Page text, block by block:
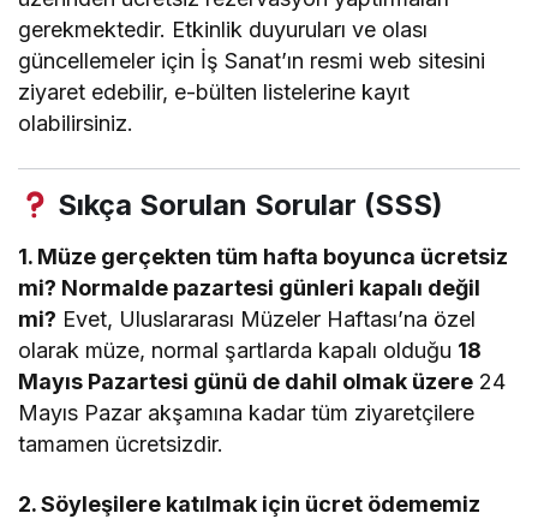
gerekmektedir. Etkinlik duyuruları ve olası
güncellemeler için İş Sanat’ın resmi web sitesini
ziyaret edebilir, e-bülten listelerine kayıt
olabilirsiniz.
Sıkça Sorulan Sorular (SSS)
1. Müze gerçekten tüm hafta boyunca ücretsiz
mi? Normalde pazartesi günleri kapalı değil
mi? Evet, Uluslararası Müzeler Haftası’na özel
olarak müze, normal şartlarda kapalı olduğu 18
Mayıs Pazartesi günü de dahil olmak üzere 24
Mayıs Pazar akşamına kadar tüm ziyaretçilere
tamamen ücretsizdir.
2. Söyleşilere katılmak için ücret ödememiz